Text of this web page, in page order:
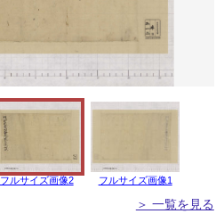
フルサイズ画像2 フルサイズ画像1
＞ 一覧を見る